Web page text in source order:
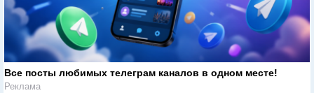
Все посты любимых телеграм каналов в одном месте!
Реклама